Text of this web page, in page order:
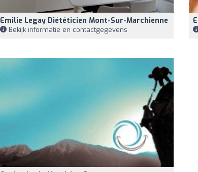
Emilie Legay Diététicien Mont-Sur-Marchienne
Bekijk informatie en contactgegevens